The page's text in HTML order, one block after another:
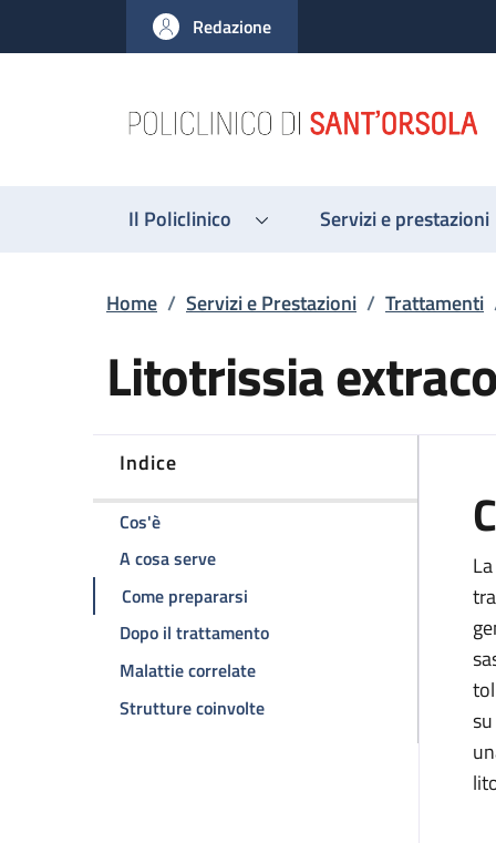
al contenuto principale
to footer content
Redazione
Il Policlinico Servizi e prestazioni
Briciole di pane
Home / Servizi e Prestazioni / Trattamenti
Litotrissia
Indice
Cos'èdella pagina Litotrissia extracorporea
A cosa servedella pagina Litotrissia
Come prepararsi della pagina Litotrissia
Dopo il trattamentodella pagina Litotrissia
Malattie correlatedella pagina Litotrissia
Strutture coinvoltedella pagina Litotrissia